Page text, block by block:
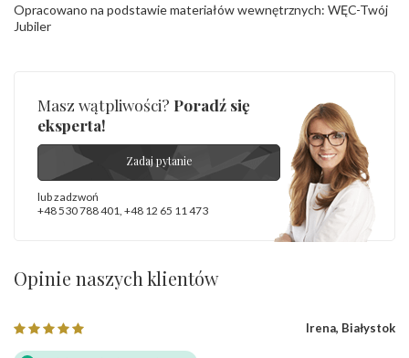
Opracowano na podstawie materiałów wewnętrznych: WĘC-Twój
Jubiler
Masz wątpliwości? Poradź się
eksperta!
Zadaj pytanie
lub zadzwoń
+48 530 788 401 +48 12 65 11 473
Opinie naszych klientów
Irena, Białystok